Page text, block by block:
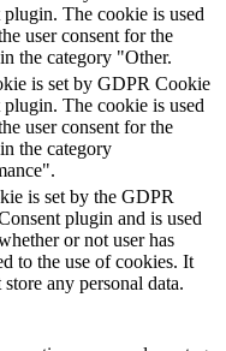
plugin. The cookie is used
user consent for the
the category "Other.
is set by GDPR Cookie
plugin. The cookie is used
user consent for the
the category
is set by the GDPR
plugin and is used
or not user has
to the use of cookies. It
store any personal data.